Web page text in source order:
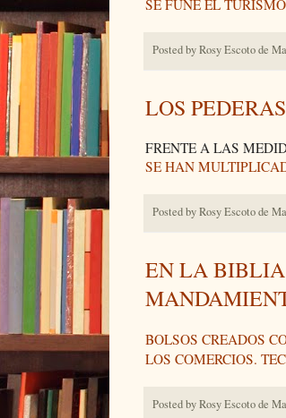
SE FUÑE EL
Posted byRosy Escoto de
LOS
FRENTE A LAS
SE HAN
Posted byRosy Escoto de
EN LA BIBLIA
BOLSOS CREADOS
LOS COMERCIOS.
Posted byRosy Escoto de